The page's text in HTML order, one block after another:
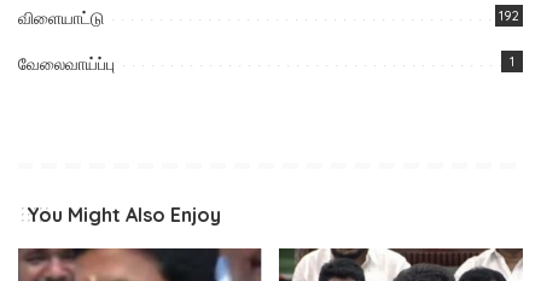
விளையாட்டு 192
வேலைவாய்ப்பு 1
You Might Also Enjoy